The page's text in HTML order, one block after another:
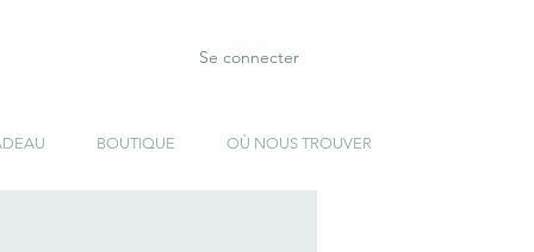
Se connecter
BOUTIQUE OÙ NOUS TROUVER